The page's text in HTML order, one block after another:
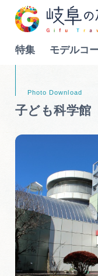
特集 モデルコ
特集
モデルコー
スポット・
イベント
グルメ
Language
子ども科学館